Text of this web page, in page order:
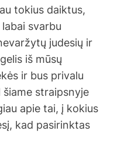
tokius daiktus,
svarbu
judesių ir
iš mūsų
ir bus privalu
straipsnyje
apie tai, į kokius
kad pasirinktas